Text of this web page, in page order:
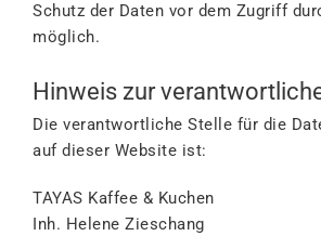
Schutz der Daten vor dem Zugriff
möglich.
Hinweis zur
Die verantwortliche Stelle für die
auf dieser Website ist:
TAYAS Kaffee & Kuchen
Inh. Helene Zieschang